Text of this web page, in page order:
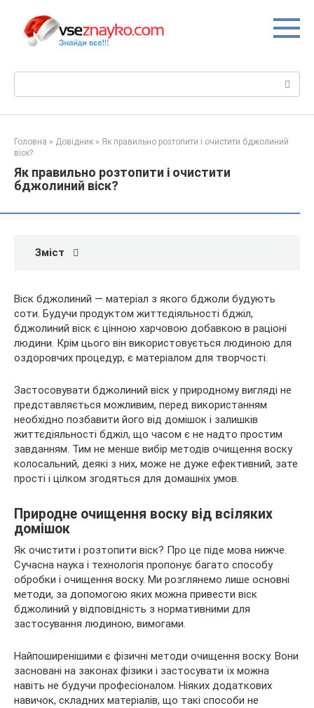
вмісту
Головна » Довідник » Як правильно розтопити і очистити бджолиний
віск?
Як правильно розтопити і очистити
бджолиний віск?
Зміст
Віск бджолиний — матеріал з якого бджоли будують
соти. Будучи продуктом життєдіяльності бджіл,
бджолиний віск є цінною харчовою добавкою в раціоні
людини. Крім цього він використовується людиною для
оздоровчих процедур, є матеріалом для творчості.
Застосовувати бджолиний віск у природному вигляді не
представляється можливим, перед використанням
необхідно позбавити його від домішок і залишків
життєдіяльності бджіл, що часом є не надто простим
завданням. Тим не менше вибір методів очищення воску
колосальний, деякі з них, може не дуже ефективний, зате
прості і цілком згодяться для домашніх умов.
Природне очищення воску від всіляких
домішок
Як очистити і розтопити віск? Про це піде мова нижче.
Сучасна наука і технологія пропонує багато способу
обробки і очищення воску. Ми розглянемо лише основні
методи, за допомогою яких можна привести віск
бджолиний у відповідність з нормативними для
застосування людиною, вимогами.
Найпоширенішими є фізичні методи очищення воску. Вони
засновані на законах фізики і застосувати їх можна
навіть не будучи професіоналом. Ніяких додаткових
навичок, складних матеріалів, що такі способи не